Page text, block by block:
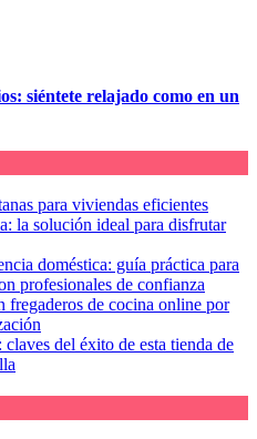
siéntete relajado como en un
para viviendas eficientes
la solución ideal para disfrutar
doméstica: guía práctica para
profesionales de confianza
fregaderos de cocina online por
del éxito de esta tienda de